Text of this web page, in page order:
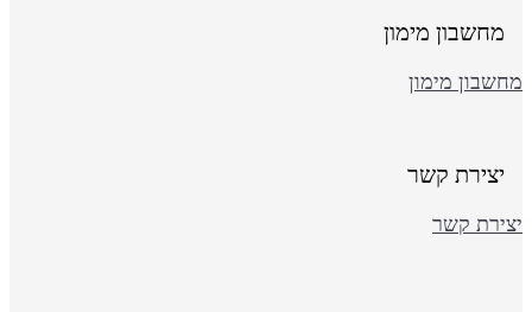
מחשבון מימון
מימון
יצירת קשר
קשר